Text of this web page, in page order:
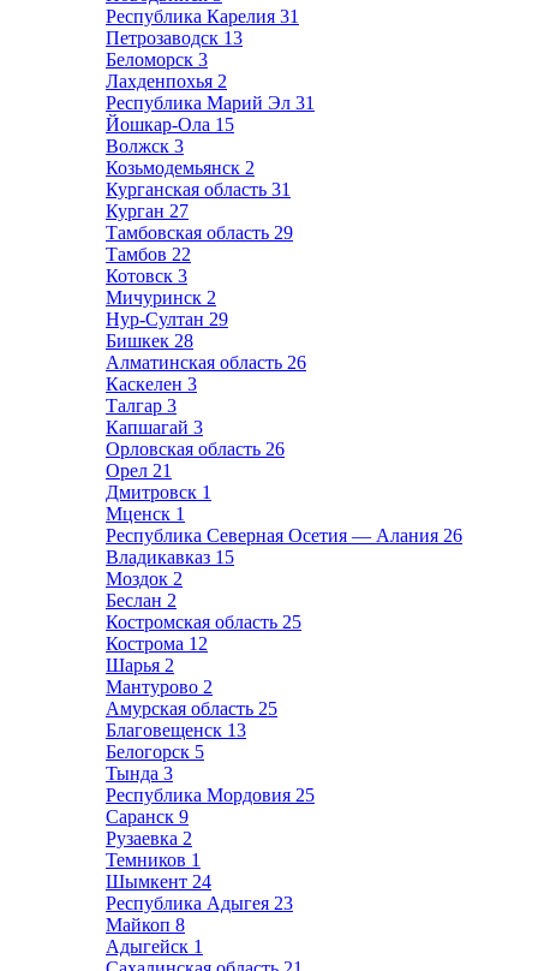
Республика Карелия 31
Петрозаводск 13
Беломорск 3
Лахденпохья 2
Республика Марий Эл 31
Йошкар-Ола 15
Волжск 3
Козьмодемьянск 2
Курганская область 31
Курган 27
Тамбовская область 29
Тамбов 22
Котовск 3
Мичуринск 2
Нур-Султан 29
Бишкек 28
Алматинская область 26
Каскелен 3
Талгар 3
Капшагай 3
Орловская область 26
Орел 21
Дмитровск 1
Мценск 1
Республика Северная Осетия — Алания 26
Владикавказ 15
Моздок 2
Беслан 2
Костромская область 25
Кострома 12
Шарья 2
Мантурово 2
Амурская область 25
Благовещенск 13
Белогорск 5
Тында 3
Республика Мордовия 25
Саранск 9
Рузаевка 2
Темников 1
Шымкент 24
Республика Адыгея 23
Майкоп 8
Адыгейск 1